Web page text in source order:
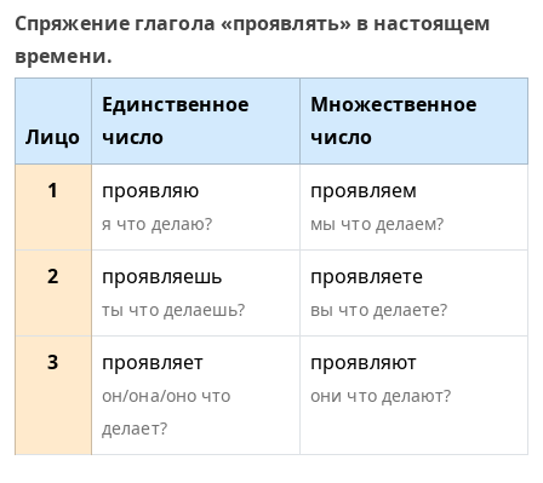
Спряжение глагола «проявлять» в настоящем
времени.
Лицо
Единственное
число
Множественное
число
1
проявляю
я что делаю?
проявляем
мы что делаем?
2 проявляешь
ты что делаешь?
проявляете
вы что делаете?
3 проявляет
он/она/оно что
делает?
проявляют
они что делают?